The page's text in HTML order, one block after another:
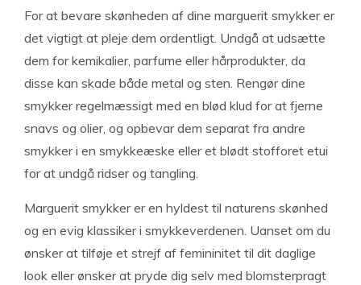
For at bevare skønheden af dine marguerit smykker er
det vigtigt at pleje dem ordentligt. Undgå at udsætte
dem for kemikalier, parfume eller hårprodukter, da
disse kan skade både metal og sten. Rengør dine
smykker regelmæssigt med en blød klud for at fjerne
snavs og olier, og opbevar dem separat fra andre
smykker i en smykkeæske eller et blødt stofforet etui
for at undgå ridser og tangling.
Marguerit smykker er en hyldest til naturens skønhed
og en evig klassiker i smykkeverdenen. Uanset om du
ønsker at tilføje et strejf af femininitet til dit daglige
look eller ønsker at pryde dig selv med blomsterpragt